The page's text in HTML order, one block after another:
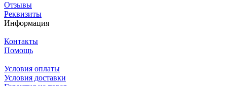
Отзывы
Реквизиты
Информация
Контакты
Помощь
Условия оплаты
Условия доставки